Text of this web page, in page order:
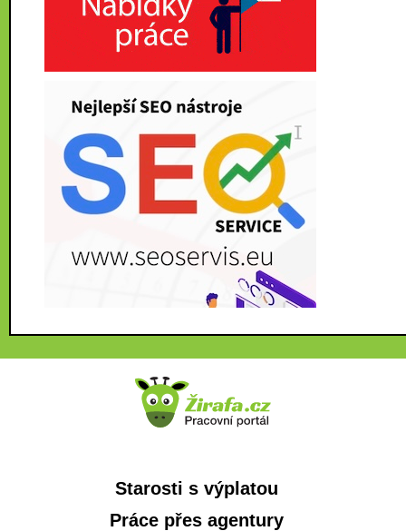
Starosti s výplatou
Práce přes agentury